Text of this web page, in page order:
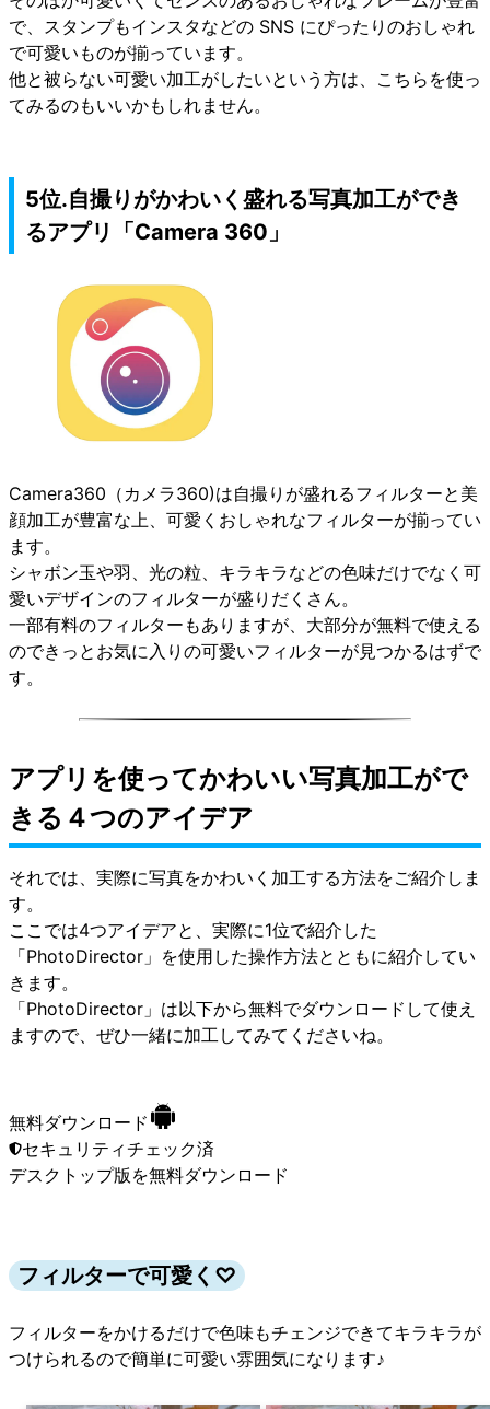
で、スタンプもインスタなどの SNS にぴったりのおしゃれ
で可愛いものが揃っています。
他と被らない可愛い加工がしたいという方は、こちらを使っ
てみるのもいいかもしれません。
5位.自撮りがかわいく盛れる写真加工ができ
るアプリ「Camera 360」
Camera360（カメラ360)は自撮りが盛れるフィルターと美
顔加工が豊富な上、可愛くおしゃれなフィルターが揃ってい
ます。
シャボン玉や羽、光の粒、キラキラなどの色味だけでなく可
愛いデザインのフィルターが盛りだくさん。
一部有料のフィルターもありますが、大部分が無料で使える
のできっとお気に入りの可愛いフィルターが見つかるはずで
す。
アプリを使ってかわいい写真加工がで
きる４つのアイデア
それでは、実際に写真をかわいく加工する方法をご紹介しま
す。
ここでは4つアイデアと、実際に1位で紹介した
「PhotoDirector」を使用した操作方法とともに紹介してい
きます。
「PhotoDirector」は以下から無料でダウンロードして使え
ますので、ぜひ一緒に加工してみてくださいね。
無料ダウンロード
セキュリティチェック済
デスクトップ版 を無料ダウンロード
フィルターで可愛く♡
フィルターをかけるだけで色味もチェンジできてキラキラが
つけられるので簡単に可愛い雰囲気になります♪